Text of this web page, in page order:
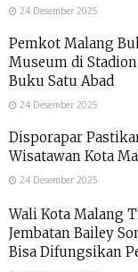
24 Desember 2025
Pemkot Malang
Museum di
Buku Satu Abad
24 Desember 2025
Disporapar
Wisatawan Kota
24 Desember 2025
Wali Kota Malang
Jembatan Bailey
Bisa Difungsikan